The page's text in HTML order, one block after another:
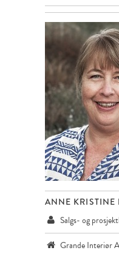
ANNE KRISTINE
Salgs- og
Grande Interiør